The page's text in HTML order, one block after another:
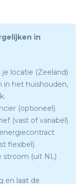
in
je locatie (Zeeland)
in het huishouden,
(optioneel).
(vast of variabel)
flexibel).
stroom (uit NL)
en laat de